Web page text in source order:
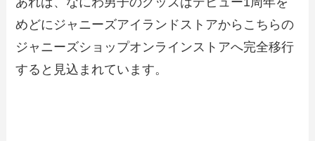
めどにジャニーズアイランドストアからこちらの
ジャニーズショップオンラインストアへ完全移行
すると見込まれています。